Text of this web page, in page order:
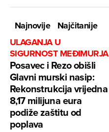
Najnovije
Najčitanije
ULAGANJA U
SIGURNOST MEĐIMURJA
Posavec i Rezo obišli
Glavni murski nasip:
Rekonstrukcija vrijedna
8,17 milijuna eura
podiže zaštitu od
poplava